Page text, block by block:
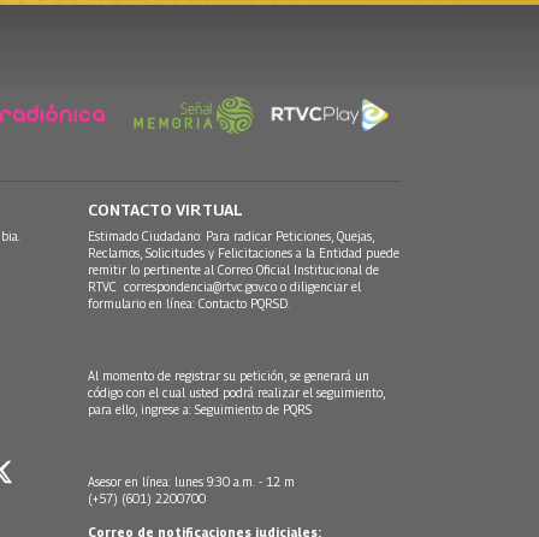
CONTACTO VIRTUAL
Estimado Ciudadano: Para radicar Peticiones, Quejas,
Reclamos, Solicitudes y Felicitaciones a la Entidad puede
remitir lo pertinente al Correo Oficial Institucional de
RTVC correspondencia@rtvc.gov.co o diligenciar el
formulario en línea: Contacto PQRSD.
Al momento de registrar su petición, se generará un
código con el cual usted podrá realizar el seguimiento,
para ello, ingrese a: Seguimiento de PQRS
Asesor en línea: lunes 9:30 a.m. - 12 m
(+57) (601) 2200700
Correo de notificaciones judiciales: